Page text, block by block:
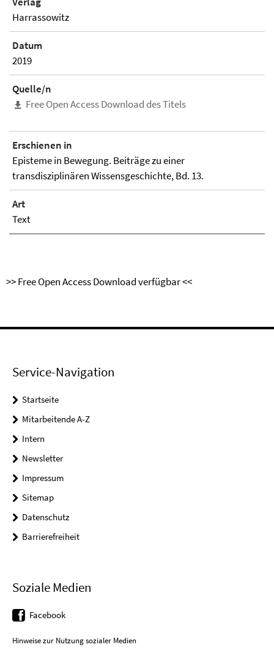
Harrassowitz
Datum
2019
Quelle/n
Free Open Access Download des Titels
Erschienen in
Episteme in Bewegung. Beiträge zu einer
transdisziplinären Wissensgeschichte, Bd. 13.
Art
Text
>> Free Open Access Download verfügbar <<
Service-Navigation
Startseite
Mitarbeitende A-Z
Intern
Newsletter
Impressum
Sitemap
Datenschutz
Barrierefreiheit
Soziale Medien
Facebook
Hinweise zur Nutzung sozialer Medien